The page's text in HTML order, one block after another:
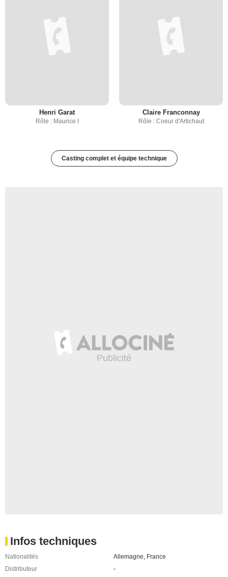
Henri Garat
Rôle : Maurice I
Claire Franconnay
Rôle : Coeur d'Artichaut
Casting complet et équipe technique
Infos techniques
Nationalités Allemagne, France
Distributeur
-